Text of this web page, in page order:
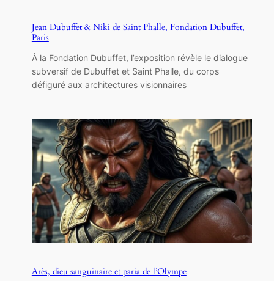
Jean Dubuffet & Niki de Saint Phalle, Fondation Dubuffet,
Paris
À la Fondation Dubuffet, l’exposition révèle le dialogue
subversif de Dubuffet et Saint Phalle, du corps
défiguré aux architectures visionnaires
Arès, dieu sanguinaire et paria de l’Olympe